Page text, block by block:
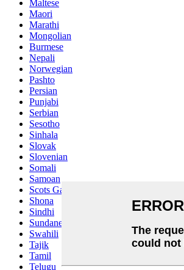
Maltese
Maori
Marathi
Mongolian
Burmese
Nepali
Norwegian
Pashto
Persian
Punjabi
Serbian
Sesotho
Sinhala
Slovak
Slovenian
Somali
Samoan
Scots Gaelic
Shona
Sindhi
Sundanese
Swahili
Tajik
Tamil
Telugu